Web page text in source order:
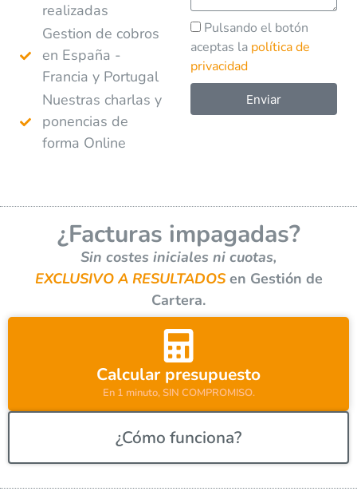
realizadas
Gestion de cobros
en España -
Francia y Portugal
Nuestras charlas y
ponencias de
forma Online
Pulsando el botón
aceptas la política de
privacidad
Enviar
r
n
a
t
i
v
:
¿Facturas impagadas?
Sin costes iniciales ni cuotas,
EXCLUSIVO A RESULTADOSen Gestión de
Cartera.
Calcular presupuesto
En 1 minuto, SIN COMPROMISO.
¿Cómo funciona?